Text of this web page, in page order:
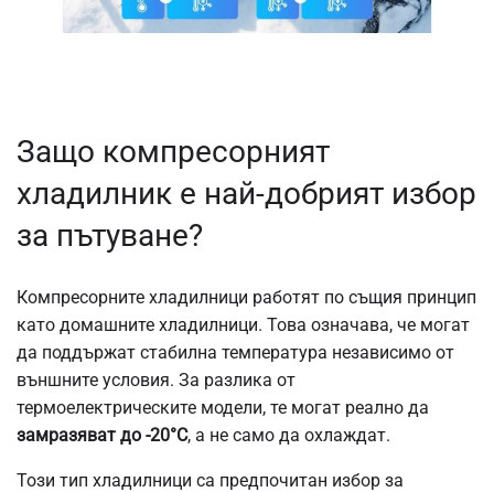
Защо компресорният
хладилник е най-добрият избор
за пътуване?
Компресорните хладилници работят по същия принцип
като домашните хладилници. Това означава, че могат
да поддържат стабилна температура независимо от
външните условия. За разлика от
термоелектрическите модели, те могат реално да
замразяват до -20°C, а не само да охлаждат.
Този тип хладилници са предпочитан избор за